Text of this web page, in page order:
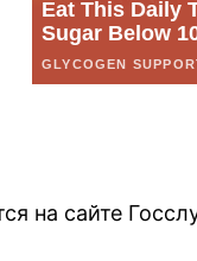
на сайте